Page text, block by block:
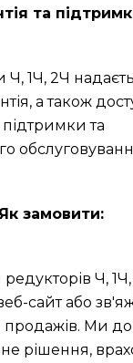
та
Ч, 1Ч, 2Ч
а також
підтримки та
Як замовити:
Ч,
сайт або
продажів. Ми
рішення,